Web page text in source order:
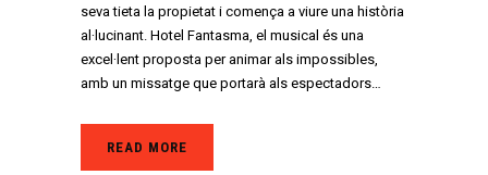
seva tieta la propietat i comença a viure una història
al·lucinant. Hotel Fantasma, el musical és una
excel·lent proposta per animar als impossibles,
amb un missatge que portarà als espectadors…
READ MORE